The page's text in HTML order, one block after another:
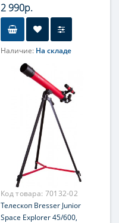
2 990р.
Наличие: На складе
Код товара: 70132-02
Телескоп Bresser Junior
Space Explorer 45/600,